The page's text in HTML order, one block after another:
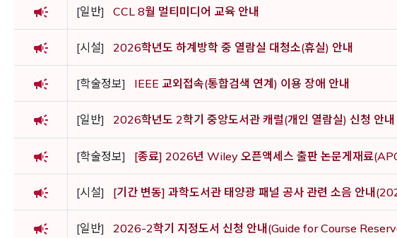
campaign [일반] CCL 8월 멀티미디어 교육 안내
campaign [시설] 2026학년도 하계방학 중 열람실 대청소(휴실) 안내
campaign [학술정보] IEEE 교외접속(통합검색 연계) 이용 장애 안내
campaign [일반] 2026학년도 2학기 중앙도서관 캐럴(개인 열람실) 신청 안내
campaign [학술정보] [종료] 2026년 Wiley 오픈액세스 출판 논문게재료
campaign [시설] [기간 변동] 과학도서관 태양광 패널 공사 관련 소음 안내
campaign [일반] 2026-2학기 지정도서 신청 안내(Guide for Course